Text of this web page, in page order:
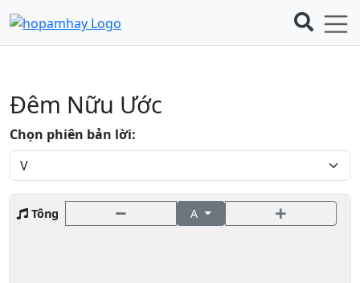
Đêm Nữu Ước
Chọn phiên bản lời:
Tông A